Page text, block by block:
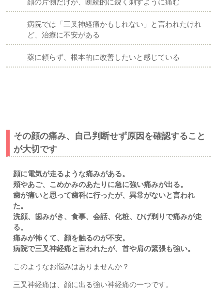
顔の片側だけが、断続的に鋭く刺すように痛む
病院では「三叉神経痛かもしれない」と言われたけれ
ど、治療に不安がある
薬に頼らず、根本的に改善したいと感じている
その顔の痛み、自己判断せず原因を確認すること
が大切です
顔に電気が走るような痛みがある。
頬やあご、こめかみのあたりに急に強い痛みが出る。
歯が痛いと思って歯科に行ったが、異常がないと言われ
た。
洗顔、歯みがき、食事、会話、化粧、ひげ剃りで痛みが走
る。
痛みが怖くて、顔を触るのが不安。
病院で三叉神経痛と言われたが、首や肩の緊張も強い。
このようなお悩みはありませんか？
三叉神経痛は、顔に出る強い神経痛の一つです。